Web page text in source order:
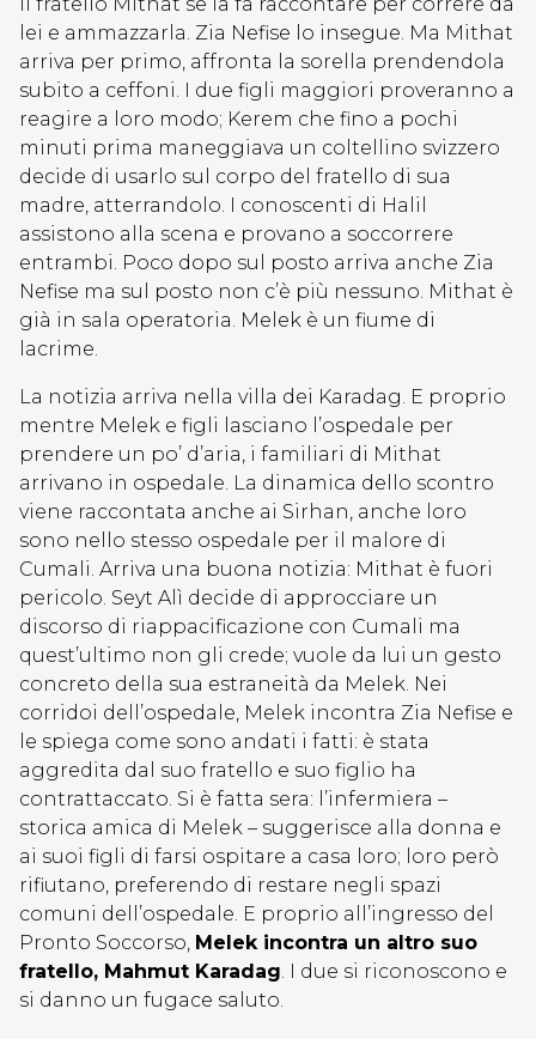
lei e ammazzarla. Zia Nefise lo insegue. Ma Mithat
arriva per primo, affronta la sorella prendendola
subito a ceffoni. I due figli maggiori proveranno a
reagire a loro modo; Kerem che fino a pochi
minuti prima maneggiava un coltellino svizzero
decide di usarlo sul corpo del fratello di sua
madre, atterrandolo. I conoscenti di Halil
assistono alla scena e provano a soccorrere
entrambi. Poco dopo sul posto arriva anche Zia
Nefise ma sul posto non c’è più nessuno. Mithat è
già in sala operatoria. Melek è un fiume di
lacrime.
La notizia arriva nella villa dei Karadag. E proprio
mentre Melek e figli lasciano l’ospedale per
prendere un po’ d’aria, i familiari di Mithat
arrivano in ospedale. La dinamica dello scontro
viene raccontata anche ai Sirhan, anche loro
sono nello stesso ospedale per il malore di
Cumali. Arriva una buona notizia: Mithat è fuori
pericolo. Seyt Alì decide di approcciare un
discorso di riappacificazione con Cumali ma
quest’ultimo non gli crede; vuole da lui un gesto
concreto della sua estraneità da Melek. Nei
corridoi dell’ospedale, Melek incontra Zia Nefise e
le spiega come sono andati i fatti: è stata
aggredita dal suo fratello e suo figlio ha
contrattaccato. Si è fatta sera: l’infermiera –
storica amica di Melek – suggerisce alla donna e
ai suoi figli di farsi ospitare a casa loro; loro però
rifiutano, preferendo di restare negli spazi
comuni dell’ospedale. E proprio all’ingresso del
Pronto Soccorso, Melek incontra un altro suo
fratello, Mahmut Karadag. I due si riconoscono e
si danno un fugace saluto.